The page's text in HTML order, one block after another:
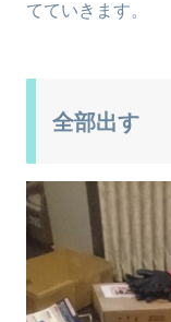
てていきます。
全部出す